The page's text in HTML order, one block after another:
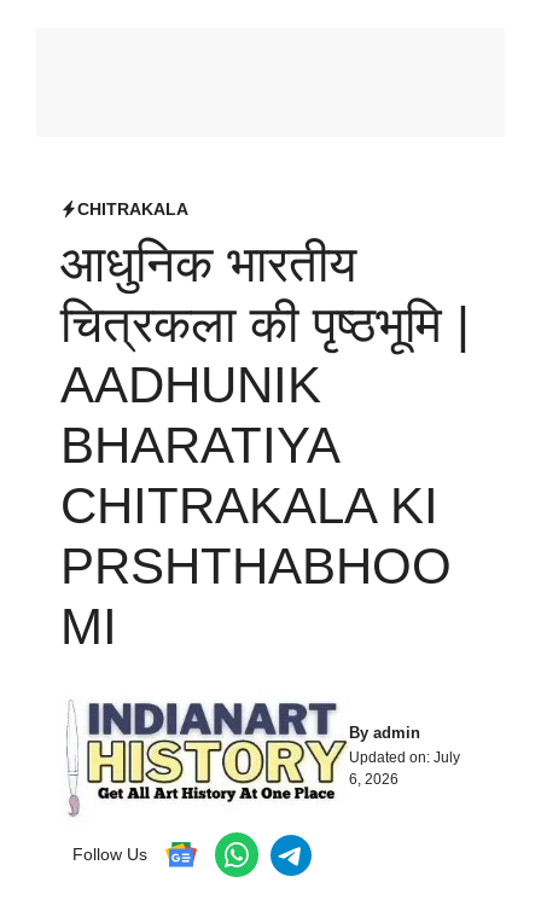
CHITRAKALA
आधुनिक भारतीय
चित्रकला की पृष्ठभूमि |
AADHUNIK
BHARATIYA
CHITRAKALA KI
PRSHTHABHOO
MI
By admin
Updated on: July
6, 2026
Follow Us